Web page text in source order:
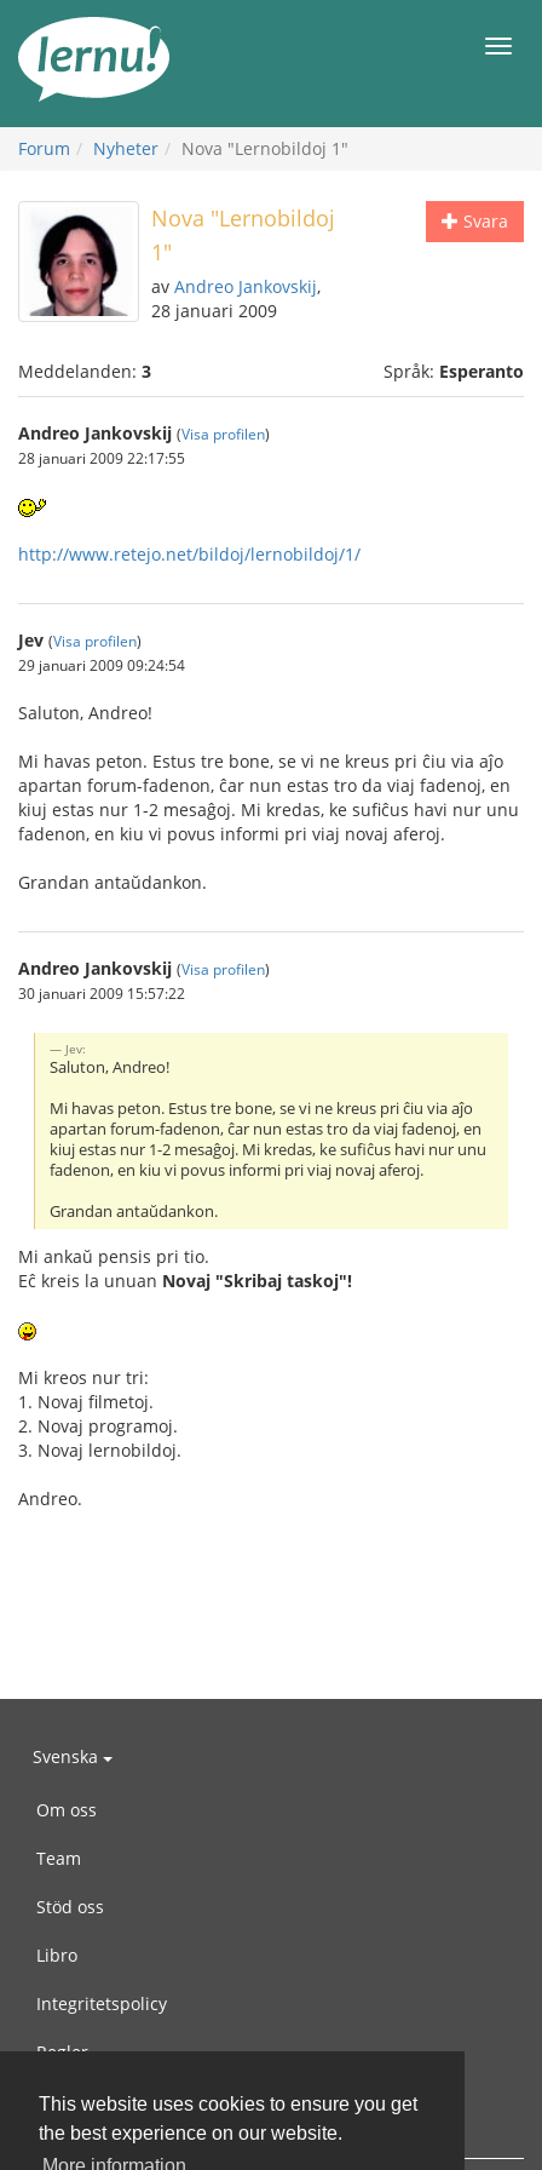
This website uses cookies to ensure you get
the best experience on our website.
sidans
innehåll
Meny
Forum Nyheter Nova "Lernobildoj 1"
Svara
Nova "Lernobildoj
1"
av Andreo Jankovskij,
28 januari 2009
Meddelanden: 3 Språk: Esperanto
Andreo Jankovskij (Visa profilen)
28 januari 2009 22:17:55
http://www.retejo.net/bildoj/lernobildoj/1/
Jev (Visa profilen)
29 januari 2009 09:24:54
Saluton, Andreo!
Mi havas peton. Estus tre bone, se vi ne kreus pri ĉiu via aĵo
apartan forum-fadenon, ĉar nun estas tro da viaj fadenoj, en
kiuj estas nur 1-2 mesaĝoj. Mi kredas, ke sufiĉus havi nur unu
fadenon, en kiu vi povus informi pri viaj novaj aferoj.
Grandan antaŭdankon.
Andreo Jankovskij (Visa profilen)
30 januari 2009 15:57:22
Jev:
Saluton, Andreo!
Mi havas peton. Estus tre bone, se vi ne kreus pri ĉiu via aĵo
apartan forum-fadenon, ĉar nun estas tro da viaj fadenoj, en
kiuj estas nur 1-2 mesaĝoj. Mi kredas, ke sufiĉus havi nur unu
fadenon, en kiu vi povus informi pri viaj novaj aferoj.
Grandan antaŭdankon.
Mi ankaŭ pensis pri tio.
Eĉ kreis la unuan Novaj "Skribaj taskoj"!
Mi kreos nur tri:
1. Novaj filmetoj.
2. Novaj programoj.
3. Novaj lernobildoj.
Andreo.
Svenska
Om oss
Team
Stöd oss
Libro
Integritetspolicy
Regler
Kontakta oss